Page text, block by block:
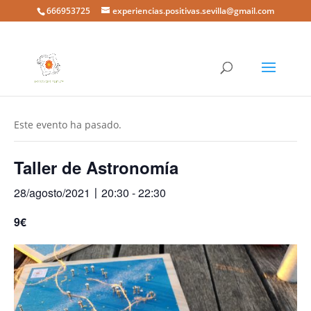
666953725 experiencias.positivas.sevilla@gmail.com
Este evento ha pasado.
Taller de Astronomía
28/agosto/2021〡20:30 -22:30
9€